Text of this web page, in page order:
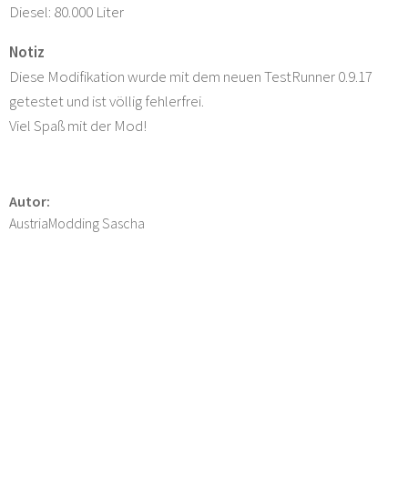
Diesel: 80.000 Liter
Notiz
Diese Modifikation wurde mit dem neuen TestRunner 0.9.17
getestet und ist völlig fehlerfrei.
Viel Spaß mit der Mod!
Autor:
AustriaModding Sascha